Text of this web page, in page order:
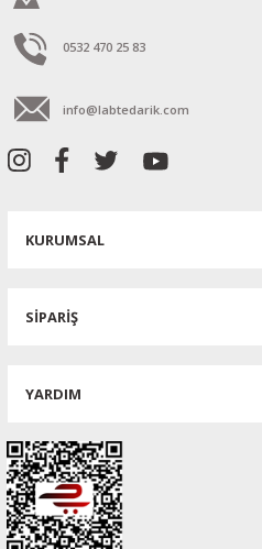
0532 470 25 83
info@labtedarik.com
KURUMSAL
SİPARİŞ
YARDIM